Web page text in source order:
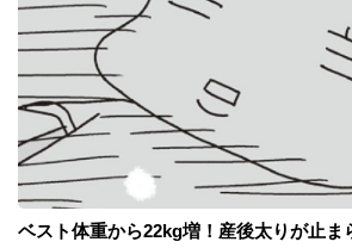
ベスト体重から22kg増！産後太りが止ま